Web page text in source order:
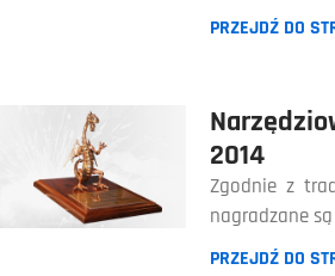
PRZEJDŹ DO
2014
Zgodnie z
nagradzane
PRZEJDŹ DO